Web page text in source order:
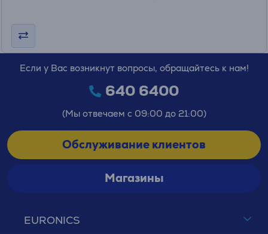
EURONICS
Если у Вас возникнут вопросы, обращайтесь к нам!
640 6400
(Мы отвечаем с 09:00 до 21:00)
Обслуживание клиентов
Магазины